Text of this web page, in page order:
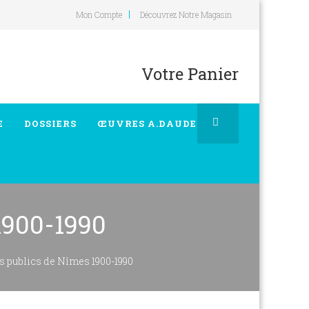
Mon Compte Découvrez Notre Magasin
Votre Panier
DOSSIERS ŒUVRES A.DAUDET
1990
de Nîmes 1900-1990